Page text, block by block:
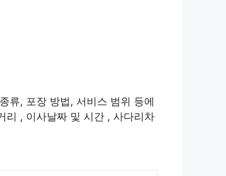
류, 포장 방법, 서비스 범위 등에
리 , 이사날짜 및 시간 , 사다리차